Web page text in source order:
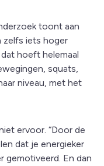
toont aan
zelfs iets hoger
hoeft helemaal
squats,
niveau, met het
ervoor. “Door de
dat je energieker
gemotiveerd. En dan